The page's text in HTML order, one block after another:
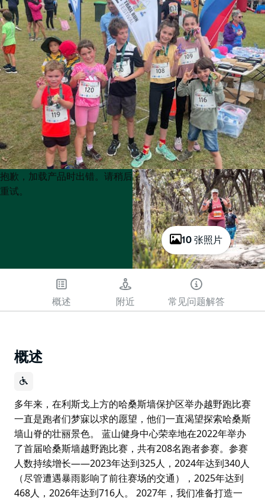
10 张照片
Product
List
Product
List
抱歉，加载产品时出错。请稍后
重试。
概述 附近 常见问题解答
概述
多年来，在利斯戈上方的哈桑斯墙保护区举办越野跑比赛
一直是跑者们梦寐以求的愿望，他们一直渴望探索哈桑斯
墙山脊的壮丽景色。 蓝山健身中心荣幸地在2022年举办
了首届哈桑斯墙越野跑比赛，共有208名跑者参赛。参赛
人数持续增长——2023年达到325人，2024年达到340人
（尽管遭遇暴雨影响了前往赛场的交通），2025年达到
468人，2026年达到716人。 2027年，我们准备打造一